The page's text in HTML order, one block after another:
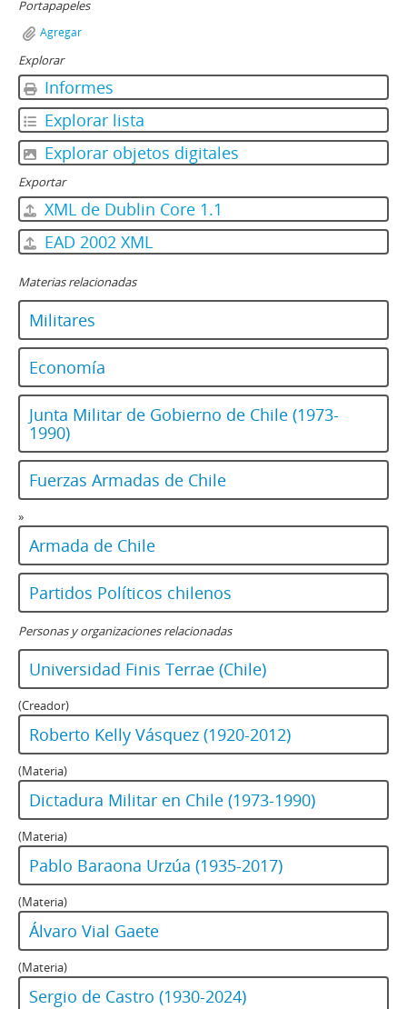
Portapapeles
Agregar
Explorar
Informes
Explorar lista
Explorar objetos digitales
Exportar
XML de Dublin Core 1.1
EAD 2002 XML
Materias relacionadas
Militares
Economía
Junta Militar de Gobierno de Chile (1973-
1990)
Fuerzas Armadas de Chile
»
Armada de Chile
Partidos Políticos chilenos
Personas y organizaciones relacionadas
Universidad Finis Terrae (Chile)
(Creador)
Roberto Kelly Vásquez (1920-2012)
(Materia)
Dictadura Militar en Chile (1973-1990)
(Materia)
Pablo Baraona Urzúa (1935-2017)
(Materia)
Álvaro Vial Gaete
(Materia)
Sergio de Castro (1930-2024)